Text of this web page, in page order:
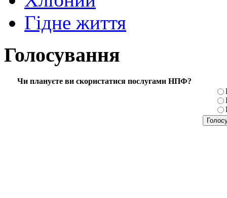
Гідне життя
Голосування
Чи плануєте ви скористатися послугами НПФ?